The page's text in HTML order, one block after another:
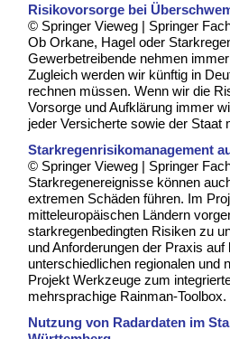
Risikovorsorge bei
© Springer Vieweg | Springer
Ob Orkane, Hagel oder
Gewerbetreibende nehmen
Zugleich werden wir künftig in
rechnen müssen. Wenn wir die
Vorsorge und Aufklärung immer
jeder Versicherte sowie der
Starkregenrisikomanagement
© Springer Vieweg | Springer
Starkregenereignisse können
extremen Schäden führen. Im
mitteleuropäischen Ländern
starkregenbedingten Risiken zu
und Anforderungen der Praxis
unterschiedlichen regionalen und
Projekt Werkzeuge zum
mehrsprachige Rainman-Toolbox.
Nutzung von Radardaten im